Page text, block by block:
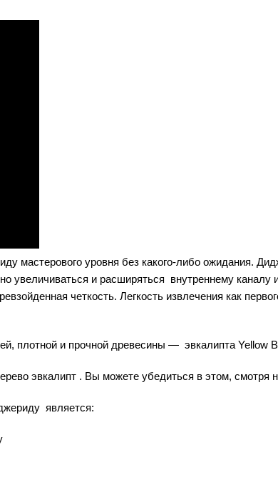
мастерового уровня без какого-либо ожидания.
увеличиваться и расширяться внутреннему
четкость. Легкость извлечения как
плотной и прочной древесины — эвкалипта Yellow
эвкалипт . Вы можете убедиться в этом, смотря
является: